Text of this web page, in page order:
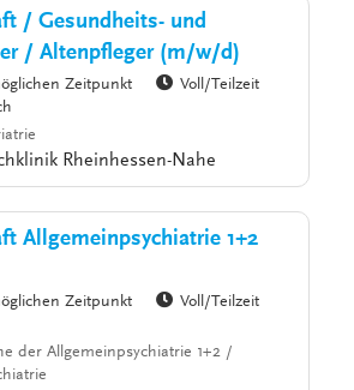
/ Gesundheits- und
/ Altenpfleger (m/w/d)
Zeitpunkt
Voll/Teilzeit
Rheinhessen-Nahe
Allgemeinpsychiatrie 1+2
Zeitpunkt
Voll/Teilzeit
der Allgemeinpsychiatrie 1+2 /